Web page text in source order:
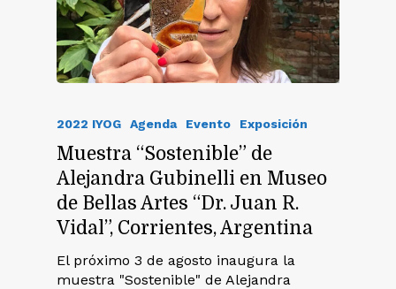
2022 IYOG Agenda Evento Exposición
Muestra “Sostenible” de
Alejandra Gubinelli en Museo
de Bellas Artes “Dr. Juan R.
Vidal”, Corrientes, Argentina
El próximo 3 de agosto inaugura la
muestra "Sostenible" de Alejandra